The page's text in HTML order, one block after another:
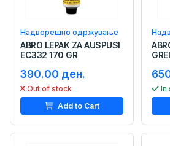
Надворешно одржување
ABRO LEPAK ZA AUSPUSI
EC332 170 GR
390.00 ден.
Out of stock
Add to Cart
In